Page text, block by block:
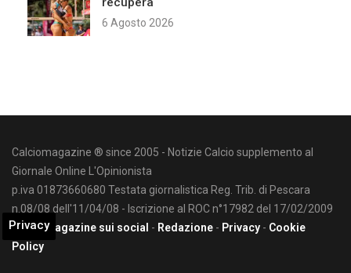
6 Agosto 2026
Calciomagazine ® since 2005 - Notizie Calcio supplemento al
Giornale Online L'Opinionista
p.iva 01873660680 Testata giornalistica Reg. Trib. di Pescara
n.08/08 dell'11/04/08 - Iscrizione al ROC n°17982 del 17/02/2009
Calciomagazine sui social - Redazione - Privacy - Cookie
Policy
Privacy